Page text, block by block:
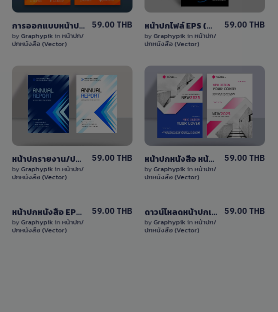
การออกแบบหน้าปก eps แก้ไขได้ด้วย Ai
by Graphypik in หน้าปก/
ปกหนังสือ (Vector)
59.00 THB หน้าปกไฟล์ EPS (Vector) แก้ไขได้ง่าย ANNUAL REPORT COVER
by Graphypik in หน้าปก/
ปกหนังสือ (Vector)
59.00 THB
View
Details
1 Sale
หน้าปกรายงาน/ปกหนังสือ แก้ไขได้ ไฟล์ EPS (vector)
by Graphypik in หน้าปก/
ปกหนังสือ (Vector)
59.00 THB
View
Details
0 Sale
หน้าปกหนังสือ หน้าปกแก้ไขได้ไฟล์ EPS (Vector)
by Graphypik in หน้าปก/
ปกหนังสือ (Vector)
59.00 THB
View
Details
หน้าปกหนังสือ EPS แก้ไขได้ด้วยไฟล์เวกเตอร์
by Graphypik in หน้าปก/
ปกหนังสือ (Vector)
59.00 THB View
Details
ดาวน์โหลดหน้าปกเวกเตอร์ EPS แก้ไขได้ โทนสีแดงแบบเรียบง่าย
by Graphypik in หน้าปก/
ปกหนังสือ (Vector)
59.00 THB